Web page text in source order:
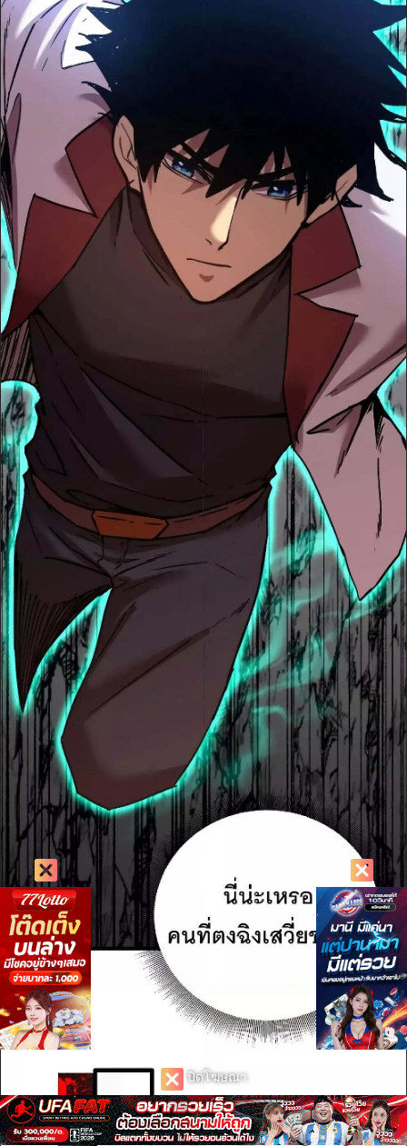
ปิดโฆษณา